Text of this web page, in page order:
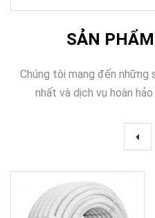
SẢN
Chúng tôi mang đến
nhất và dịch vụ hoàn